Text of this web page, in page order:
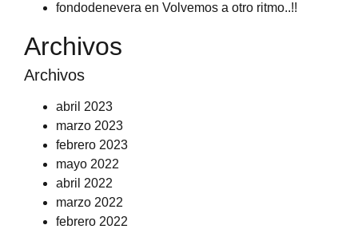
fondodenevera en Volvemos a otro ritmo..!!
Archivos
Archivos
abril 2023
marzo 2023
febrero 2023
mayo 2022
abril 2022
marzo 2022
febrero 2022